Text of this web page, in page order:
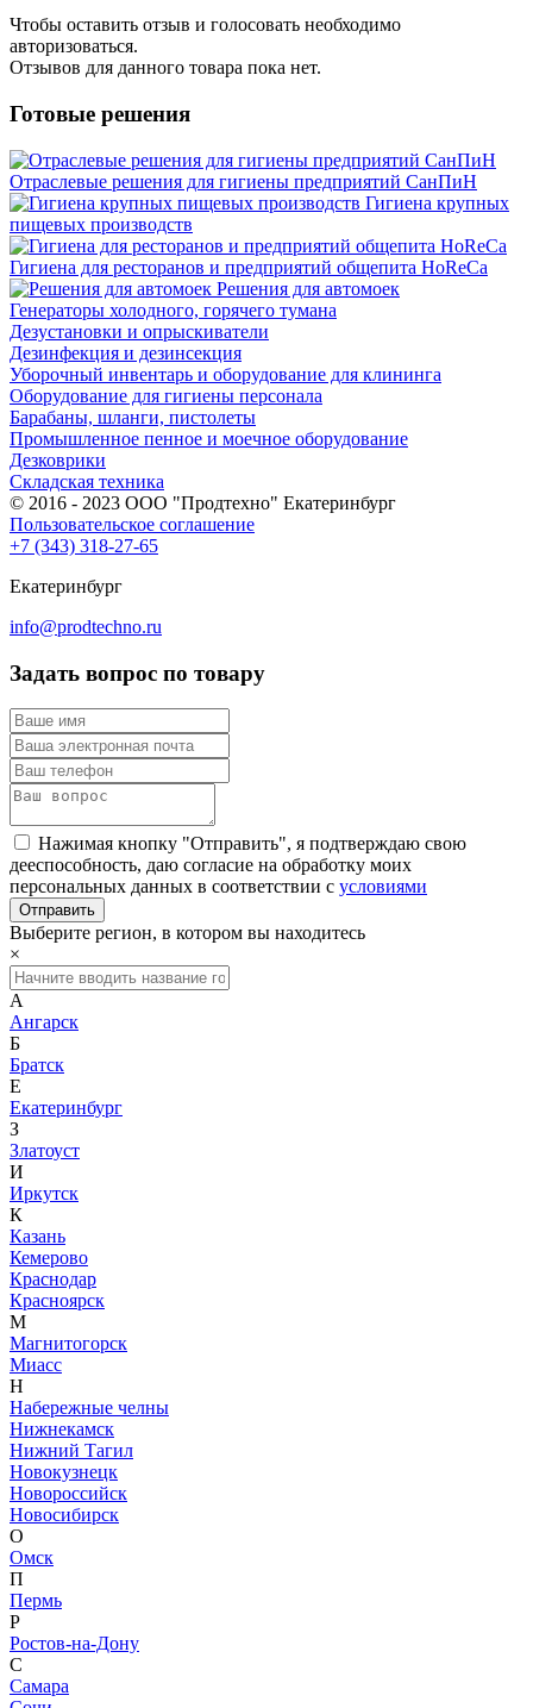
Чтобы оcтавить отзыв и голосовать необходимо
авторизоваться.
Отзывов для данного товара пока нет.
Готовые решения
Отраслевые решения для гигиены предприятий СанПиН
Гигиена крупных
пищевых производств
Гигиена для ресторанов и предприятий общепита HoReCa
Решения для автомоек
Генераторы холодного, горячего тумана
Дезустановки и опрыскиватели
Дезинфекция и дезинсекция
Уборочный инвентарь и оборудование для клининга
Оборудование для гигиены персонала
Барабаны, шланги, пистолеты
Промышленное пенное и моечное оборудование
Дезковрики
Складская техника
© 2016 - 2023 ООО "Продтехно" Екатеринбург
Пользовательское соглашение
+7 (343) 318-27-65
Екатеринбург
info@prodtechno.ru
Задать вопрос по товару
Нажимая кнопку "Отправить", я подтверждаю свою
дееспособность, даю согласие на обработку моих
персональных данных в соответствии с условиями
Выберите регион, в котором вы находитесь
×
А
Ангарск
Б
Братск
Е
Екатеринбург
З
Златоуст
И
Иркутск
К
Казань
Кемерово
Краснодар
Красноярск
М
Магнитогорск
Миасс
Н
Набережные челны
Нижнекамск
Нижний Тагил
Новокузнецк
Новороссийск
Новосибирск
О
Омск
П
Пермь
Р
Ростов-на-Дону
С
Самара